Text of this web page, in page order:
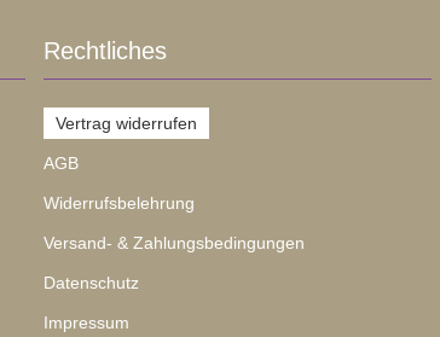
Rechtliches
Vertrag widerrufen
AGB
Widerrufsbelehrung
Versand- & Zahlungsbedingungen
Datenschutz
Impressum